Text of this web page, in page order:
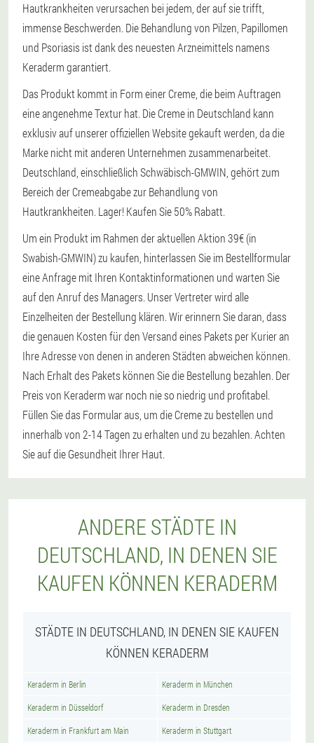
Hautkrankheiten verursachen bei jedem, der auf sie trifft,
immense Beschwerden. Die Behandlung von Pilzen, Papillomen
und Psoriasis ist dank des neuesten Arzneimittels namens
Keraderm garantiert.
Das Produkt kommt in Form einer Creme, die beim Auftragen
eine angenehme Textur hat. Die Creme in Deutschland kann
exklusiv auf unserer offiziellen Website gekauft werden, da die
Marke nicht mit anderen Unternehmen zusammenarbeitet.
Deutschland, einschließlich Schwäbisch-GMWIN, gehört zum
Bereich der Cremeabgabe zur Behandlung von
Hautkrankheiten. Lager! Kaufen Sie 50% Rabatt.
Um ein Produkt im Rahmen der aktuellen Aktion 39€ (in
Swabish-GMWIN) zu kaufen, hinterlassen Sie im Bestellformular
eine Anfrage mit Ihren Kontaktinformationen und warten Sie
auf den Anruf des Managers. Unser Vertreter wird alle
Einzelheiten der Bestellung klären. Wir erinnern Sie daran, dass
die genauen Kosten für den Versand eines Pakets per Kurier an
Ihre Adresse von denen in anderen Städten abweichen können.
Nach Erhalt des Pakets können Sie die Bestellung bezahlen. Der
Preis von Keraderm war noch nie so niedrig und profitabel.
Füllen Sie das Formular aus, um die Creme zu bestellen und
innerhalb von 2-14 Tagen zu erhalten und zu bezahlen. Achten
Sie auf die Gesundheit Ihrer Haut.
ANDERE STÄDTE IN
DEUTSCHLAND, IN DENEN SIE
KAUFEN KÖNNEN KERADERM
STÄDTE IN DEUTSCHLAND, IN DENEN SIE KAUFEN
KÖNNEN KERADERM
Keraderm in Berlin Keraderm in München
Keraderm in Düsseldorf Keraderm in Dresden
Keraderm in Frankfurt am Main Keraderm in Stuttgart